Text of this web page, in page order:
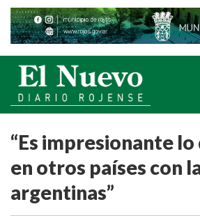
“Es impresionante
en otros países con
argentinas”